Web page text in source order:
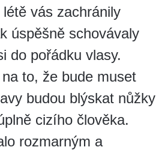
vás zachránily
úspěšně schovávaly
do pořádku vlasy.
to, že bude muset
budou blýskat nůžky
cizího člověka.
rozmarným a